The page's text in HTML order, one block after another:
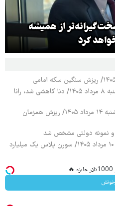
از همیشه
کرد
قیمت محصولات ایران خودرو پنج‌شنبه ۸ مرداد ۱۴۰۵/ دنا کاهشی شد، رانا
قیمت محصولات ایران خودرو چهارشنبه ۱۴ مرداد ۱۴۰۵/ ریزش همزمان
و نمونه دولتی مشخص شد
قیمت محصولات ایران خودرو شنبه ۱۰ مرداد ۱۴۰۵/ سورن پلاس یک میلیارد